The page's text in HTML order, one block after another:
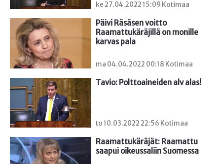
ke 27.04.2022 15:09 Kotimaa
Päivi Räsäsen voitto
Raamattukäräjillä on monille
karvas pala
ma 04.04.2022 00:18 Kotimaa
Tavio: Polttoaineiden alv alas!
to 10.03.2022 22:56 Kotimaa
Raamattukäräjät: Raamattu
saapui oikeussaliin Suomessa